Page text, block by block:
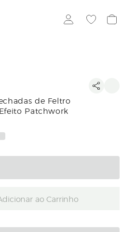
de Feltro
Patchwork
ao Carrinho